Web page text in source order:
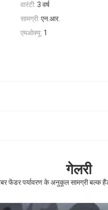
वारंटी: 3 वर्ष
सामग्री: एन.आर.
एमओक्यू: 1
गेलरी
फेंडर पर्यावरण के अनुकूल सामग्री बल्क